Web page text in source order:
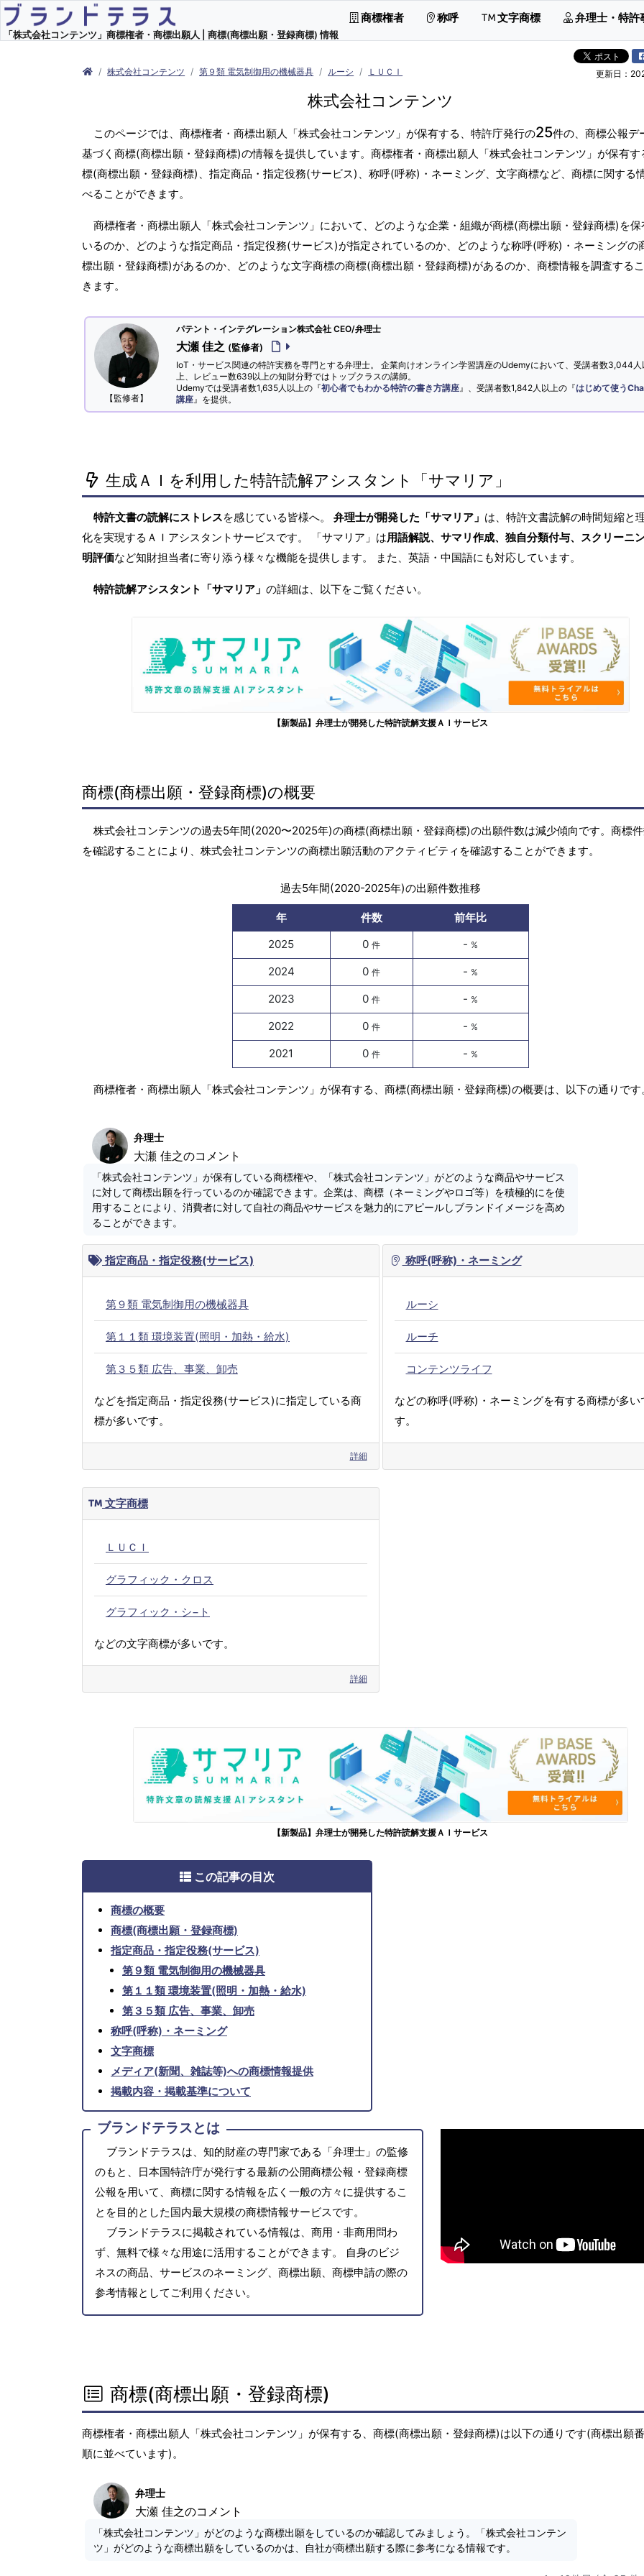
「株式会社コンテンツ」商標権者・商標出願人 | 商標(商標出願・登録商標) 情報
商標権者 称呼 文字商標 弁理士・特許
株式会社コンテンツ 第９類 電気制御用の機械器具 ルーシ ＬＵＣＩ 更新日：
株式会社コンテンツ
このページでは、商標権者・商標出願人「株式会社コンテンツ」が保有する、特許庁発行の25件の、商標公報デ
基づく商標(商標出願・登録商標)の情報を提供しています。商標権者・商標出願人「株式会社コンテンツ」が保有す
標(商標出願・登録商標)、指定商品・指定役務(サービス)、称呼(呼称)・ネーミング、文字商標など、商標に関する
べることができます。
商標権者・商標出願人「株式会社コンテンツ」において、どのような企業・組織が商標(商標出願・登録商標)を保
いるのか、どのような指定商品・指定役務(サービス)が指定されているのか、どのような称呼(呼称)・ネーミングの
標出願・登録商標)があるのか、どのような文字商標の商標(商標出願・登録商標)があるのか、商標情報を調査する
きます。
【監修者】
パテント・インテグレーション株式会社 CEO/弁理士
大瀬 佳之 (監修者)
IoT・サービス関連の特許実務を専門とする弁理士。 企業向けオンライン学習講座のUdemyにおいて、受講者数3,044人
上、レビュー数639以上の知財分野ではトップクラスの講師。
Udemyでは受講者数1,635人以上の『初心者でもわかる特許の書き方講座 』、受講者数1,842人以上の『はじめて使う
講座 』を提供。
生成ＡＩを利用した特許読解アシスタント「サマリア」
特許文書の読解にストレスを感じている皆様へ。 弁理士が開発した「サマリア」 は、特許文書読解の時間短縮と
化を実現するＡＩアシスタントサービスです。 「サマリア」は用語解説、サマリ作成、独自分類付与、スクリーニ
明評価など知財担当者に寄り添う様々な機能を提供します。 また、英語・中国語にも対応しています。
特許読解アシスタント「サマリア」 の詳細は、以下をご覧ください。
【新製品】弁理士が開発した特許読解支援ＡＩサービス
商標(商標出願・登録商標)の概要
株式会社コンテンツの過去5年間(2020〜2025年)の商標(商標出願・登録商標)の出願件数は減少傾向です。商標
を確認することにより、株式会社コンテンツの商標出願活動のアクティビティを確認することができます。
過去5年間(2020-2025年)の出願件数推移
年 件数
前年比
2025
0件 - %
2024 0件 - %
2023 0件 - %
2022 0件 - %
2021 0件 - %
商標権者・商標出願人「株式会社コンテンツ」が保有する、商標(商標出願・登録商標)の概要は、以下の通りです
弁理士
大瀬 佳之のコメント
「株式会社コンテンツ」が保有している商標権や、「株式会社コンテンツ」がどのような商品やサービス
に対して商標出願を行っているのか確認できます。企業は、商標（ネーミングやロゴ等）を積極的にを使
用することにより、消費者に対して自社の商品やサービスを魅力的にアピールしブランドイメージを高め
ることができます。
指定商品・指定役務(サービス)
第９類 電気制御用の機械器具
第１１類 環境装置(照明・加熱・給水)
第３５類 広告、事業、卸売
などを指定商品・指定役務(サービス)に指定している商
標が多いです。
詳細
称呼(呼称)・ネーミング
ルーシ
ルーチ
コンテンツライフ
などの称呼(呼称)・ネーミングを有する商標が多い
す。
文字商標
ＬＵＣＩ
グラフィック・クロス
グラフィック・シ−ト
などの文字商標が多いです。
詳細
【新製品】弁理士が開発した特許読解支援ＡＩサービス
この記事の目次
商標の概要
商標(商標出願・登録商標)
指定商品・指定役務(サービス)
第９類 電気制御用の機械器具
第１１類 環境装置(照明・加熱・給水)
第３５類 広告、事業、卸売
称呼(呼称)・ネーミング
文字商標
メディア(新聞、雑誌等)への商標情報提供
掲載内容・掲載基準について
ブランドテラスとは
ブランドテラスは、知的財産の専門家である「弁理士」の監修
のもと、日本国特許庁が発行する最新の公開商標公報・登録商標
公報を用いて、商標に関する情報を広く一般の方々に提供するこ
とを目的とした国内最大規模の商標情報サービスです。
ブランドテラスに掲載されている情報は、商用・非商用問わ
ず、無料で様々な用途に活用することができます。 自身のビジ
ネスの商品、サービスのネーミング、商標出願、商標申請の際の
参考情報としてご利用ください。
商標(商標出願・登録商標)
商標権者・商標出願人「株式会社コンテンツ」が保有する、商標(商標出願・登録商標)は以下の通りです(商標出願
順に並べています)。
弁理士
大瀬 佳之のコメント
「株式会社コンテンツ」がどのような商標出願をしているのか確認してみましょう。「株式会社コンテン
ツ」がどのような商標出願をしているのかは、自社が商標出願する際に参考になる情報です。